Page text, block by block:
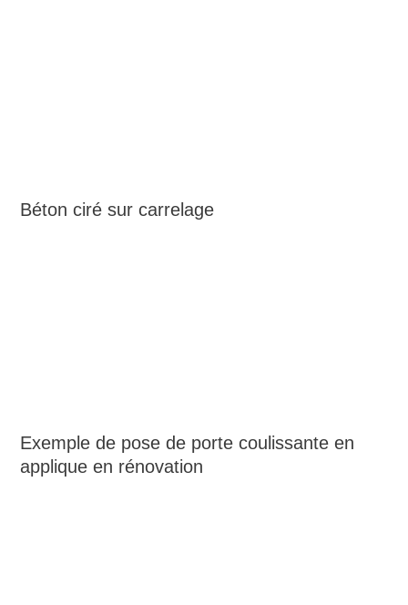
Béton ciré sur carrelage
Exemple de pose de porte coulissante en
applique en rénovation